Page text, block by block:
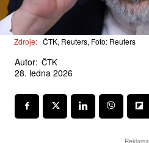
Zdroje: ČTK, Reuters, Foto: Reuters
Autor: ČTK
28. ledna 2026
Reklama